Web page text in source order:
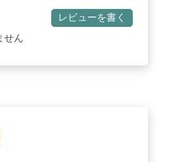
レビューを書く
せん